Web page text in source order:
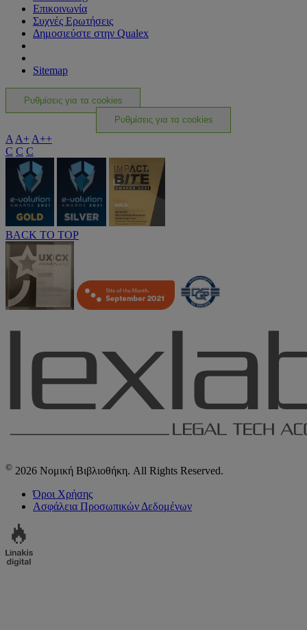
Επικοινωνία
Συχνές Ερωτήσεις
Δημοσιεύστε στην Qualex
Sitemap
Ρυθμίσεις για τα cookies
Ρυθμίσεις για τα cookies
A A+ A++
C C C
BACK TO TOP
© 2026 Νομική Βιβλιοθήκη. All Rights Reserved.
Όροι Χρήσης
Ασφάλεια Προσωπικών Δεδομένων